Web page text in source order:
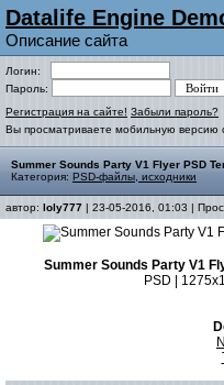
Datalife Engine
Описание сайта
Логин:
Пароль:
Регистрация на сайте! Забыли пароль?
Вы просматриваете мобильную версию
Summer Sounds Party V1 Flyer PSD
Категория: PSD-файлы, исходники
автор: loly777 | 23-05-2016, 01:03 |
Summer Sounds Party V1
PSD |